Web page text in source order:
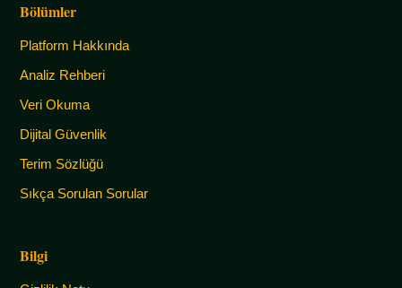
Bölümler
Platform Hakkında
Analiz Rehberi
Veri Okuma
Dijital Güvenlik
Terim Sözlüğü
Sıkça Sorulan Sorular
Bilgi